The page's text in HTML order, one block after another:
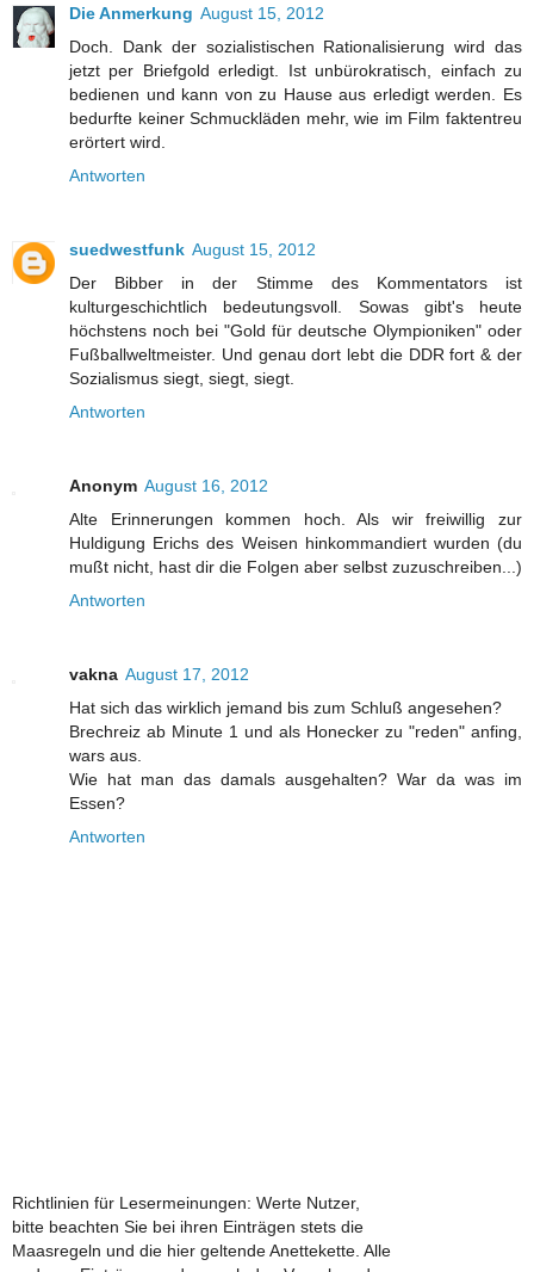
Die Anmerkung August 15, 2012
Doch. Dank der sozialistischen Rationalisierung wird das
jetzt per Briefgold erledigt. Ist unbürokratisch, einfach zu
bedienen und kann von zu Hause aus erledigt werden. Es
bedurfte keiner Schmuckläden mehr, wie im Film faktentreu
erörtert wird.
Antworten
suedwestfunk August 15, 2012
Der Bibber in der Stimme des Kommentators ist
kulturgeschichtlich bedeutungsvoll. Sowas gibt's heute
höchstens noch bei "Gold für deutsche Olympioniken" oder
Fußballweltmeister. Und genau dort lebt die DDR fort & der
Sozialismus siegt, siegt, siegt.
Antworten
Anonym August 16, 2012
Alte Erinnerungen kommen hoch. Als wir freiwillig zur
Huldigung Erichs des Weisen hinkommandiert wurden (du
mußt nicht, hast dir die Folgen aber selbst zuzuschreiben...)
Antworten
vakna August 17, 2012
Hat sich das wirklich jemand bis zum Schluß angesehen?
Brechreiz ab Minute 1 und als Honecker zu "reden" anfing,
wars aus.
Wie hat man das damals ausgehalten? War da was im
Essen?
Antworten
Richtlinien für Lesermeinungen: Werte Nutzer,
bitte beachten Sie bei ihren Einträgen stets die
Maasregeln und die hier geltende Anettekette. Alle